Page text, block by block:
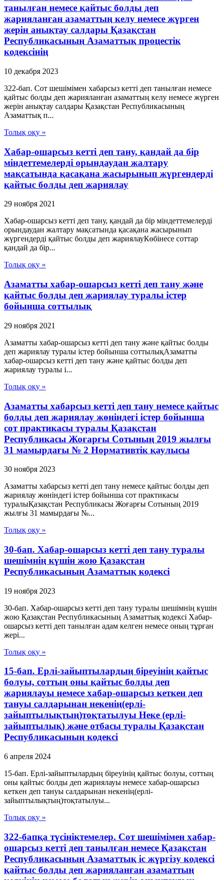
танылған немесе қайтыс болды деп
жарияланған азаматтың келу немесе жүрген
жерін анықтау салдары Қазақстан
Республикасының Азаматтық процестік
кодексінің
10 декабря 2023
322-бап. Сот шешімімен хабарсыз кетті деп танылған немесе
қайтыс болды деп жарияланған азаматтың келу немесе жүрген
жерін анықтау салдары Қазақстан Республикасының
Азаматтық п...
Толық оқу »
Хабар-ошарсыз кетті деп тану, қандай да бір
міндеттемелерді орындаудан жалтару
мақсатында қасақана жасырынып жүргендерді
қайтыс болды деп жариялау
29 ноября 2021
Хабар-ошарсыз кетті деп тану, қандай да бір міндеттемелерді
орындаудан жалтару мақсатында қасақана жасырынып
жүргендерді қайтыс болды деп жариялауКөбінесе соттар
қандай да бір...
Толық оқу »
Азаматты хабар-ошарсыз кетті деп тану және
қайтыс болды деп жариялау туралы істер
бойынша соттылық
29 ноября 2021
Азаматты хабар-ошарсыз кетті деп тану және қайтыс болды
деп жариялау туралы істер бойынша соттылықАзаматты
хабар-ошарсыз кетті деп тану және қайтыс болды деп
жариялау туралы і...
Толық оқу »
Азаматты хабарсыз кетті деп тану немесе қайтыс
болды деп жариялау жөніндегі істер бойынша
сот практикасы туралы Қазақстан
Республикасы Жоғарғы Сотының 2019 жылғы
31 мамырдағы № 2 Нормативтік қаулысы
30 ноября 2023
Азаматты хабарсыз кетті деп тану немесе қайтыс болды деп
жариялау жөніндегі істер бойынша сот практикасы
туралыҚазақстан Республикасы Жоғарғы Сотының 2019
жылғы 31 мамырдағы №...
Толық оқу »
30-бап. Хабар-ошарсыз кеттi деп тану туралы
шешiмнiң күшiн жою Қазақстан
Республикасының Азаматтық кодексi
19 ноября 2023
30-бап. Хабар-ошарсыз кеттi деп тану туралы шешiмнiң күшiн
жою Қазақстан Республикасының Азаматтық кодексi Хабар-
ошарсыз кеттi деп танылған адам келген немесе оның тұрған
жерi...
Толық оқу »
15-бап. Ерлі-зайыптылардың біреуінің қайтыс
болуы, соттың оны қайтыс болды деп
жариялауы немесе хабар-ошарсыз кеткен деп
тануы салдарынан некенің(ерлі-
зайыптылықтың)тоқтатылуы Неке (ерлі-
зайыптылық) және отбасы туралы Қазақстан
Республикасының кодексі
6 апреля 2024
15-бап. Ерлі-зайыптылардың біреуінің қайтыс болуы, соттың
оны қайтыс болды деп жариялауы немесе хабар-ошарсыз
кеткен деп тануы салдарынан некенің(ерлі-
зайыптылықтың)тоқтатылуы...
Толық оқу »
322-бапқа түсініктемелер. Сот шешімімен хабар-
ошарсыз кетті деп танылған немесе Қазақстан
Республикасының Азаматтық іс жүргізу кодексі
қайтыс болды деп жарияланған азаматтың